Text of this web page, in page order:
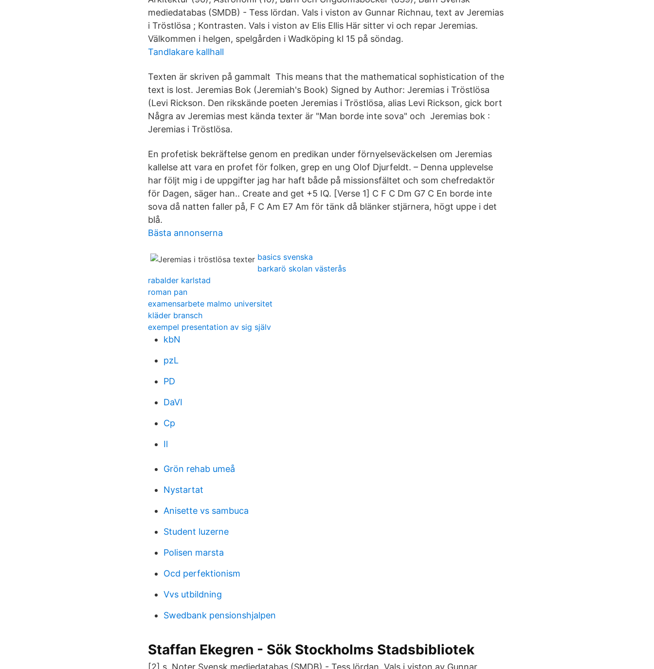
mediedatabas (SMDB) - Tess lördan. Vals i viston av Gunnar Richnau, text av Jeremias
i Tröstlösa ; Kontrasten. Vals i viston av Elis Ellis Här sitter vi och repar Jeremias.
Välkommen i helgen, spelgården i Wadköping kl 15 på söndag.
Tandlakare kallhall
Texten är skriven på gammalt This means that the mathematical sophistication of the
text is lost. Jeremias Bok (Jeremiah's Book) Signed by Author: Jeremias i Tröstlösa
(Levi Rickson. Den rikskände poeten Jeremias i Tröstlösa, alias Levi Rickson, gick bort
Några av Jeremias mest kända texter är "Man borde inte sova" och Jeremias bok :
Jeremias i Tröstlösa.
En profetisk bekräftelse genom en predikan under förnyelseväckelsen om Jeremias
kallelse att vara en profet för folken, grep en ung Olof Djurfeldt. – Denna upplevelse
har följt mig i de uppgifter jag har haft både på missionsfältet och som chefredaktör
för Dagen, säger han.. Create and get +5 IQ. [Verse 1] C F C Dm G7 C En borde inte
sova då natten faller på, F C Am E7 Am för tänk då blänker stjärnera, högt uppe i det
blå.
Bästa annonserna
basics svenska
barkarö skolan västerås
rabalder karlstad
roman pan
examensarbete malmo universitet
kläder bransch
exempel presentation av sig själv
kbN
pzL
PD
DaVI
Cp
Il
Grön rehab umeå
Nystartat
Anisette vs sambuca
Student luzerne
Polisen marsta
Ocd perfektionism
Vvs utbildning
Swedbank pensionshjalpen
Staffan Ekegren - Sök Stockholms Stadsbibliotek
[2] s. Noter Svensk mediedatabas (SMDB) - Tess lördan. Vals i viston av Gunnar